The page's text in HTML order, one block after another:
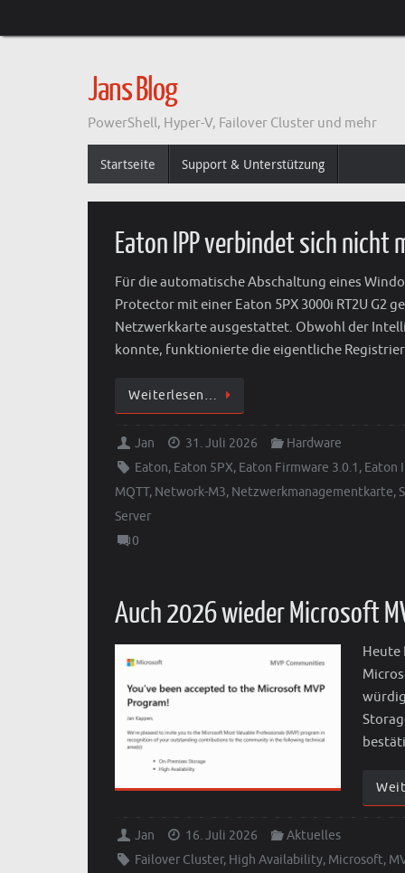
Inhalt
Jans Blog
PowerShell, Hyper-V, Failover Cluster und mehr
Inhalt
Startseite Support & Unterstützung
Eaton IPP verbindet sich
Für die automatische Abschaltung eines
Protector mit einer Eaton 5PX 3000i RT2U G2
Netzwerkkarte ausgestattet. Obwohl der
konnte, funktionierte die eigentliche
Weiterlesen…
Jan 31. Juli 2026
Hardware
Eaton, Eaton 5PX, Eaton Firmware 3.0.1 , Eaton
MQTT, Network-M3, Netzwerkmanagementkarte,
Server
0
Auch 2026 wieder Microsoft
Heute
Jan 16. Juli 2026
Aktuelles
Failover Cluster, High Availability, Microsoft,